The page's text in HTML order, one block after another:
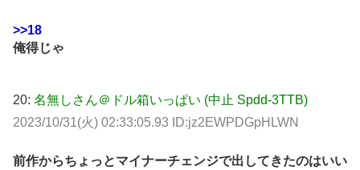
>>18
俺得じゃ
20: 名無しさん＠ドル箱いっぱい (中止 Spdd-3TTB)
2023/10/31(火) 02:33:05.93 ID:jz2EWPDGpHLWN
前作からちょっとマイナーチェンジで出してきたのはいい